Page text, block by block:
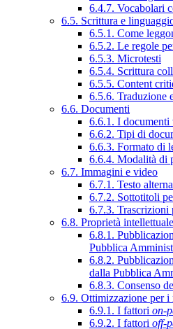
6.4.7. Vocabolari
6.5. Scrittura e
6.5.1. Come
6.5.2. Le regole
6.5.3. Microtesti
6.5.4. Scrittura
6.5.5. Content
6.5.6. Traduzione
6.6. Documenti
6.6.1. I documenti
6.6.2. Tipi di
6.6.3. Formato di
6.6.4. Modalità di
6.7. Immagini e video
6.7.1. Testo
6.7.2. Sottotitoli
6.7.3. Trascrizioni
6.8. Proprietà
6.8.1.
Pubblica
6.8.2.
dalla Pubblica
6.8.3. Consenso
6.9. Ottimizzazione per
6.9.1. I fattori on-
6.9.2. I fattori off-